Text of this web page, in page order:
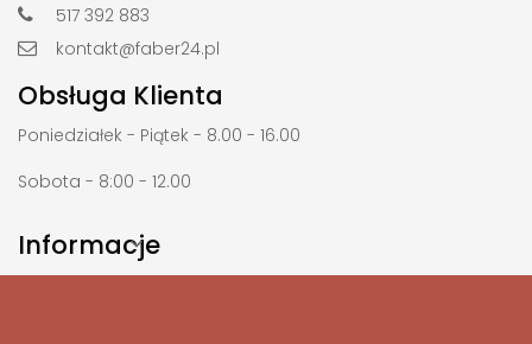
517 392 883
kontakt@faber24.pl
Obsługa Klienta
Poniedziałek - Piątek - 8.00 - 16.00
Sobota - 8:00 - 12.00
Informacje
